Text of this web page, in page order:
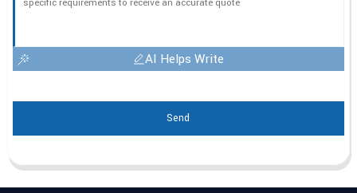
AI Helps Write
Send